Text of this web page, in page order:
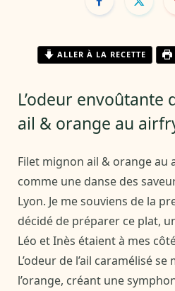
ALLER À LA RECETTE
L’odeur envoûtante
ail & orange au
Filet mignon ail & orange au
comme une danse des
Lyon. Je me souviens de la
décidé de préparer ce plat,
Léo et Inès étaient à mes
L’odeur de l’ail caramélisé
l’orange, créant une